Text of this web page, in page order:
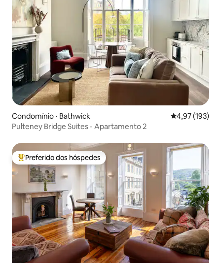
Condomínio ⋅ Bathwick 4,97 de uma
4,97 (193)
Pulteney Bridge Suites - Apartamento 2
Entre os melhores preferidos dos hóspedes
Preferido dos hóspedes